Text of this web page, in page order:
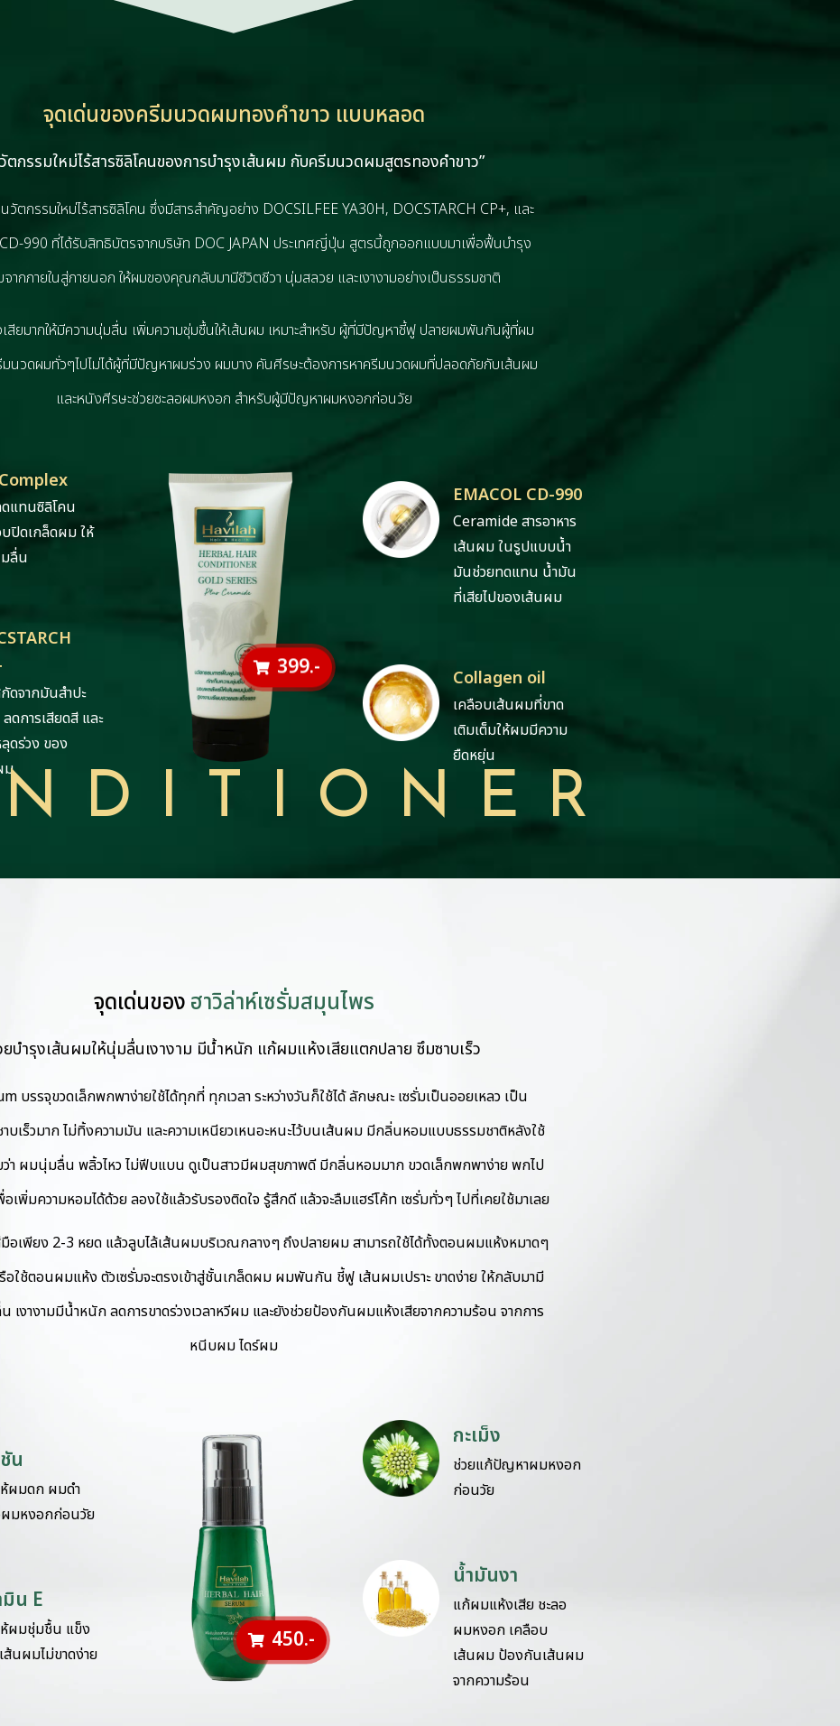
จุดเด่นของครีมนวดผมทองคำขาว แบบหลอด
ตกรรมใหม่ไร้สารซิลิโคนของการบํารุงเส้นผม กับครีมนวดผมสูตรทองคําขาว”
ตกรรมใหม่ไร้สารซิลิโคน ซึ่งมีสารสําคัญอย่าง DOCSILFEE YA30H, DOCSTARCH CP+, และ
990 ที่ได้รับสิทธิบัตรจากบริษัท DOC JAPAN ประเทศญี่ปุ่น สูตรนี้ถูกออกแบบมาเพื่อฟื้นบํารุง
จากภายในสู่ภายนอก ให้ผมของคุณกลับมามีชีวิตชีวา นุ่มสลวย และเงางามอย่างเป็นธรรมชาติ
ยมากให้มีความนุ่มลื่น เพิ่มความชุ่มชื้นให้เส้นผม เหมาะสําหรับ ผู้ที่มีปัญหาชี้ฟู ปลายผมพันกันผู้ที่ผม
มนวดผมทั่วๆไปไม่ได้ผู้ที่มีปัญหาผมร่วง ผมบาง คันศีรษะต้องการหาครีมนวดผมที่ปลอดภัยกับเส้นผม
และหนังศีรษะช่วยชะลอผมหงอก สําหรับผู้มีปัญหาผมหงอกก่อนวัย
แทนซิลิโคน
ปิดเกล็ดผม ให้
ลื่น
ดจากมันสําปะ
ดการเสียดสี และ
ดร่วง ของ
ม
399.-
EMACOL CD-990
Ceramide สารอาหาร
เส้นผม ในรูปแบบนํ้า
มันช่วยทดแทน นํ้ามัน
ที่เสียไปของเส้นผม
Collagen oil
เคลือบเส้นผมที่ขาด
เติมเต็มให้ผมมีความ
ยืดหยุ่น
จุดเด่นของฮาวิล่าห์เซรั่มสมุนไพร
ยบำรุงเส้นผมให้นุ่มลื่นเงางาม มีน้ำหนัก แก้ผมแห้งเสียแตกปลาย ซึมซาบเร็ว
บรรจุขวดเล็กพกพาง่ายใช้ได้ทุกที่ ทุกเวลา ระหว่างวันก็ใช้ได้ ลักษณะ เซรั่มเป็นออยเหลว เป็น
บเร็วมาก ไม่ทิ้งความมัน และความเหนียวเหนอะหนะไว้บนเส้นผม มีกลิ่นหอมแบบธรรมชาติหลังใช้
ว่า ผมนุ่มลื่น พลิ้วไหว ไม่ฟีบแบน ดูเป็นสาวมีผมสุขภาพดี มีกลิ่นหอมมาก ขวดเล็กพกพาง่าย พกไป
อเพิ่มความหอมได้ด้วย ลองใช้แล้วรับรองติดใจ รู้สึกดี แล้วจะลืมแฮร์โค้ท เซรั่มทั่วๆ ไปที่เคยใช้มาเลย
มือเพียง 2-3 หยด แล้วลูบไล้เส้นผมบริเวณกลางๆ ถึงปลายผม สามารถใช้ได้ทั้งตอนผมแห้งหมาดๆ
อใช้ตอนผมแห้ง ตัวเซรั่มจะตรงเข้าสู่ชั้นเกล็ดผม ผมพันกัน ชี้ฟู เส้นผมเปราะ ขาดง่าย ให้กลับมามี
เงางามมีน้ำหนัก ลดการขาดร่วงเวลาหวีผม และยังช่วยป้องกันผมแห้งเสียจากความร้อน จากการ
หนีบผม ไดร์ผม
น
ห้ผมดก ผมดำ
ผมหงอกก่อนวัย
น E
ห้ผมชุ่มชื้น แข็ง
ส้นผมไม่ขาดง่าย
450.-
กะเม็ง
ช่วยแก้ปัญหาผมหงอก
ก่อนวัย
น้ำมันงา
แก้ผมแห้งเสีย ชะลอ
ผมหงอก เคลือบ
เส้นผม ป้องกันเส้นผม
จากความร้อน